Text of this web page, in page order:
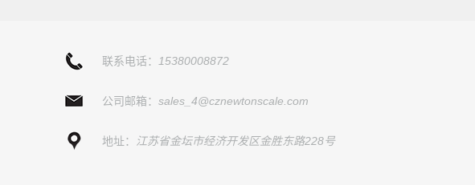
联系电话： 15380008872
公司邮箱： sales_4@cznewtonscale.com
地址： 江苏省金坛市经济开发区金胜东路228号